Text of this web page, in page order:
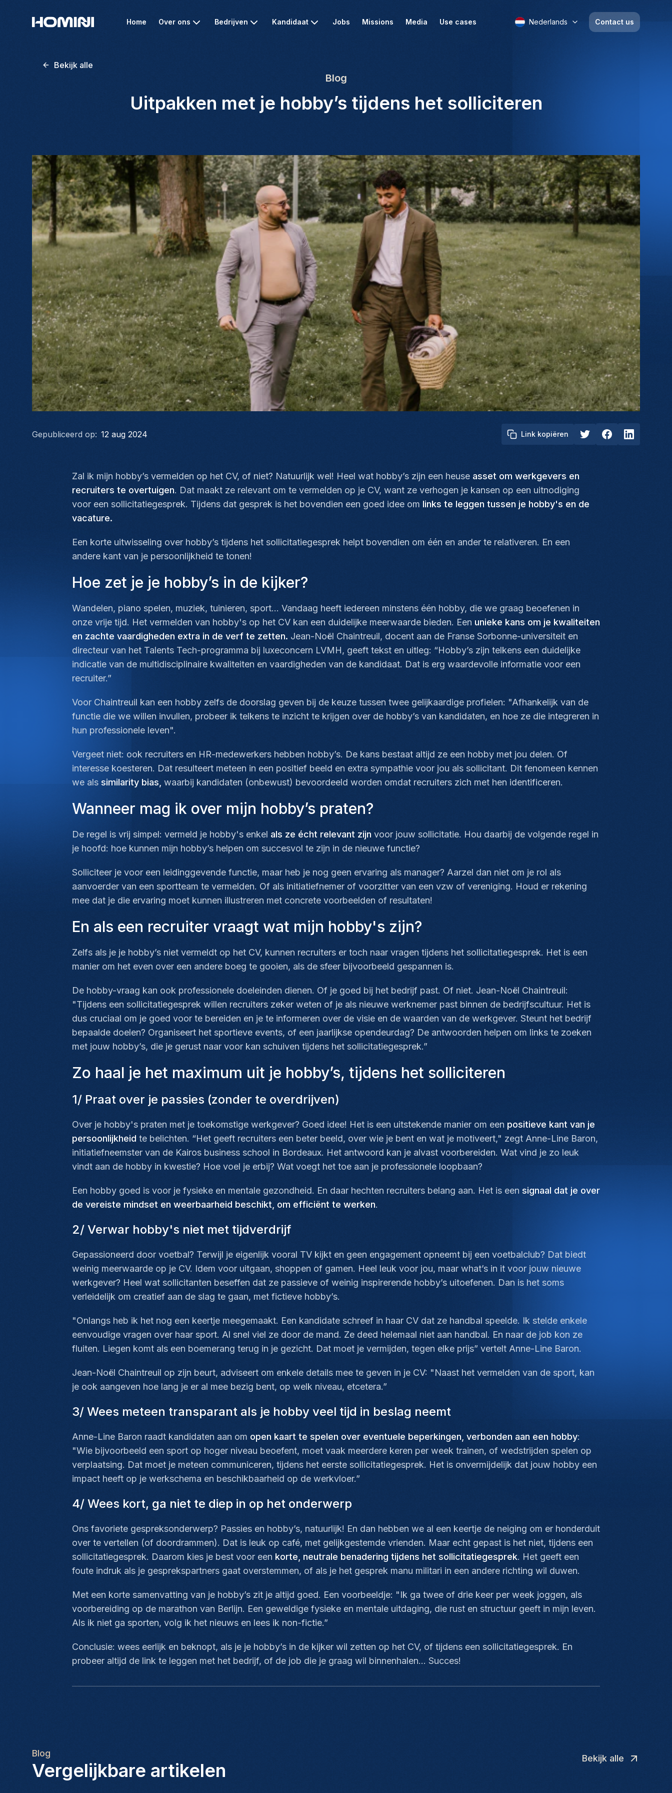
Home Over ons Bedrijven Kandidaat Jobs Missions Media Use cases Nederlands Contact us
Bekijk alle
Blog
Uitpakken met je hobby’s tijdens het solliciteren
Gepubliceerd op: 12 aug 2024 Link kopiëren
Zal ik mijn hobby’s vermelden op het CV, of niet? Natuurlijk wel! Heel wat hobby’s zijn een heuse asset om werkgevers en
recruiters te overtuigen. Dat maakt ze relevant om te vermelden op je CV, want ze verhogen je kansen op een uitnodiging
voor een sollicitatiegesprek. Tijdens dat gesprek is het bovendien een goed idee om links te leggen tussen je hobby's en de
vacature.
Een korte uitwisseling over hobby’s tijdens het sollicitatiegesprek helpt bovendien om één en ander te relativeren. En een
andere kant van je persoonlijkheid te tonen!
Hoe zet je je hobby’s in de kijker?
Wandelen, piano spelen, muziek, tuinieren, sport... Vandaag heeft iedereen minstens één hobby, die we graag beoefenen in
onze vrije tijd. Het vermelden van hobby's op het CV kan een duidelijke meerwaarde bieden. Een unieke kans om je kwaliteiten
en zachte vaardigheden extra in de verf te zetten. Jean-Noël Chaintreuil, docent aan de Franse Sorbonne-universiteit en
directeur van het Talents Tech-programma bij luxeconcern LVMH, geeft tekst en uitleg: “Hobby’s zijn telkens een duidelijke
indicatie van de multidisciplinaire kwaliteiten en vaardigheden van de kandidaat. Dat is erg waardevolle informatie voor een
recruiter.”
Voor Chaintreuil kan een hobby zelfs de doorslag geven bij de keuze tussen twee gelijkaardige profielen: "Afhankelijk van de
functie die we willen invullen, probeer ik telkens te inzicht te krijgen over de hobby’s van kandidaten, en hoe ze die integreren in
hun professionele leven".
Vergeet niet: ook recruiters en HR-medewerkers hebben hobby’s. De kans bestaat altijd ze een hobby met jou delen. Of
interesse koesteren. Dat resulteert meteen in een positief beeld en extra sympathie voor jou als sollicitant. Dit fenomeen kennen
we als similarity bias waarbij kandidaten (onbewust) bevoordeeld worden omdat recruiters zich met hen identificeren.
Wanneer mag ik over mijn hobby’s praten?
De regel is vrij simpel: vermeld je hobby's enkel als ze écht relevant zijn voor jouw sollicitatie. Hou daarbij de volgende regel in
je hoofd: hoe kunnen mijn hobby’s helpen om succesvol te zijn in de nieuwe functie?
Solliciteer je voor een leidinggevende functie, maar heb je nog geen ervaring als manager? Aarzel dan niet om je rol als
aanvoerder van een sportteam te vermelden. Of als initiatiefnemer of voorzitter van een vzw of vereniging. Houd er rekening
mee dat je die ervaring moet kunnen illustreren met concrete voorbeelden of resultaten!
En als een recruiter vraagt wat mijn hobby's zijn?
Zelfs als je je hobby’s niet vermeldt op het CV, kunnen recruiters er toch naar vragen tijdens het sollicitatiegesprek. Het is een
manier om het even over een andere boeg te gooien, als de sfeer bijvoorbeeld gespannen is.
De hobby-vraag kan ook professionele doeleinden dienen. Of je goed bij het bedrijf past. Of niet. Jean-Noël Chaintreuil:
"Tijdens een sollicitatiegesprek willen recruiters zeker weten of je als nieuwe werknemer past binnen de bedrijfscultuur. Het is
dus cruciaal om je goed voor te bereiden en je te informeren over de visie en de waarden van de werkgever. Steunt het bedrijf
bepaalde doelen? Organiseert het sportieve events, of een jaarlijkse opendeurdag? De antwoorden helpen om links te zoeken
met jouw hobby’s, die je gerust naar voor kan schuiven tijdens het sollicitatiegesprek.”
Zo haal je het maximum uit je hobby’s, tijdens het solliciteren
1/ Praat over je passies (zonder te overdrijven)
Over je hobby's praten met je toekomstige werkgever? Goed idee! Het is een uitstekende manier om een positieve kant van je
persoonlijkheid te belichten. “Het geeft recruiters een beter beeld, over wie je bent en wat je motiveert," zegt Anne-Line Baron,
initiatiefneemster van de Kairos business school in Bordeaux. Het antwoord kan je alvast voorbereiden. Wat vind je zo leuk
vindt aan de hobby in kwestie? Hoe voel je erbij? Wat voegt het toe aan je professionele loopbaan?
Een hobby goed is voor je fysieke en mentale gezondheid. En daar hechten recruiters belang aan. Het is een signaal dat je over
de vereiste mindset en weerbaarheid beschikt, om efficiënt te werken.
2/ Verwar hobby's niet met tijdverdrijf
Gepassioneerd door voetbal? Terwijl je eigenlijk vooral TV kijkt en geen engagement opneemt bij een voetbalclub? Dat biedt
weinig meerwaarde op je CV. Idem voor uitgaan, shoppen of gamen. Heel leuk voor jou, maar what’s in it voor jouw nieuwe
werkgever? Heel wat sollicitanten beseffen dat ze passieve of weinig inspirerende hobby’s uitoefenen. Dan is het soms
verleidelijk om creatief aan de slag te gaan, met fictieve hobby’s.
"Onlangs heb ik het nog een keertje meegemaakt. Een kandidate schreef in haar CV dat ze handbal speelde. Ik stelde enkele
eenvoudige vragen over haar sport. Al snel viel ze door de mand. Ze deed helemaal niet aan handbal. En naar de job kon ze
fluiten. Liegen komt als een boemerang terug in je gezicht. Dat moet je vermijden, tegen elke prijs” vertelt Anne-Line Baron.
Jean-Noël Chaintreuil op zijn beurt, adviseert om enkele details mee te geven in je CV: "Naast het vermelden van de sport, kan
je ook aangeven hoe lang je er al mee bezig bent, op welk niveau, etcetera.”
3/ Wees meteen transparant als je hobby veel tijd in beslag neemt
Anne-Line Baron raadt kandidaten aan om open kaart te spelen over eventuele beperkingen, verbonden aan een hobby:
"Wie bijvoorbeeld een sport op hoger niveau beoefent, moet vaak meerdere keren per week trainen, of wedstrijden spelen op
verplaatsing. Dat moet je meteen communiceren, tijdens het eerste sollicitatiegesprek. Het is onvermijdelijk dat jouw hobby een
impact heeft op je werkschema en beschikbaarheid op de werkvloer.”
4/ Wees kort, ga niet te diep in op het onderwerp
Ons favoriete gespreksonderwerp? Passies en hobby’s, natuurlijk! En dan hebben we al een keertje de neiging om er honderduit
over te vertellen (of doordrammen). Dat is leuk op café, met gelijkgestemde vrienden. Maar echt gepast is het niet, tijdens een
sollicitatiegesprek. Daarom kies je best voor een korte, neutrale benadering tijdens het sollicitatiegesprek. Het geeft een
foute indruk als je gesprekspartners gaat overstemmen, of als je het gesprek manu militari in een andere richting wil duwen.
Met een korte samenvatting van je hobby’s zit je altijd goed. Een voorbeeldje: "Ik ga twee of drie keer per week joggen, als
voorbereiding op de marathon van Berlijn. Een geweldige fysieke en mentale uitdaging, die rust en structuur geeft in mijn leven.
Als ik niet ga sporten, volg ik het nieuws en lees ik non-fictie.”
Conclusie: wees eerlijk en beknopt, als je je hobby’s in de kijker wil zetten op het CV, of tijdens een sollicitatiegesprek. En
probeer altijd de link te leggen met het bedrijf, of de job die je graag wil binnenhalen... Succes!
Blog
Vergelijkbare artikelen
Bekijk alle